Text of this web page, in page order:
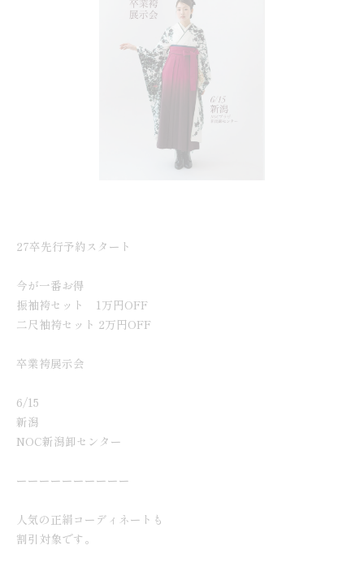
27卒先行予約スタート
今が一番お得
振袖袴セット 1万円OFF
二尺袖袴セット 2万円OFF
卒業袴展示会
6/15
新潟
NOC新潟卸センター
ーーーーーーーーーー
人気の正絹コーディネートも
割引対象です。